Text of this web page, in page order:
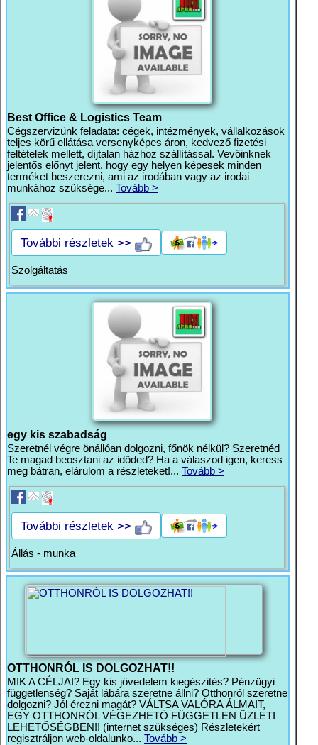
Best Office & Logistics Team
Cégszervizünk feladata: cégek, intézmények, vállalkozások
teljes körű ellátása versenyképes áron, kedvező fizetési
feltételek mellett, díjtalan házhoz szállítással. Vevőinknek
jelentős előnyt jelent, hogy egy helyen képesek minden
terméket beszerezni, ami az irodában vagy az irodai
munkához szüksége... Tovább >
További részletek >>
Szolgáltatás
egy kis szabadság
Szeretnél végre önállóan dolgozni, főnök nélkül? Szeretnéd
Te magad beosztani az időded? Ha a válaszod igen, keress
meg bátran, elárulom a részleteket!... Tovább >
További részletek >>
Állás - munka
OTTHONRÓL IS DOLGOZHAT!!
MIK A CÉLJAI? Egy kis jövedelem kiegészités? Pénzügyi
függetlenség? Saját lábára szeretne állni? Otthonról szeretne
dolgozni? Jól érezni magát? VÁLTSA VALÓRA ÁLMAIT,
EGY OTTHONRÓL VÉGEZHETŐ FÜGGETLEN ÜZLETI
LEHETŐSÉGBEN!! (internet szükséges) Részletekért
regisztráljon web-oldalunko... Tovább >